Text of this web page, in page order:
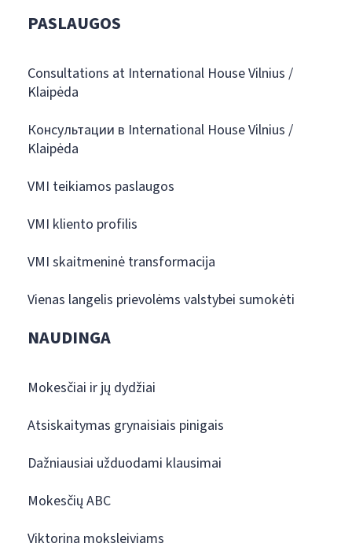
PASLAUGOS
Consultations at International House Vilnius /
Klaipėda
Консультации в International House Vilnius /
Klaipėda
VMI teikiamos paslaugos
VMI kliento profilis
VMI skaitmeninė transformacija
Vienas langelis prievolėms valstybei sumokėti
NAUDINGA
Mokesčiai ir jų dydžiai
Atsiskaitymas grynaisiais pinigais
Dažniausiai užduodami klausimai
Mokesčių ABC
Viktorina moksleiviams